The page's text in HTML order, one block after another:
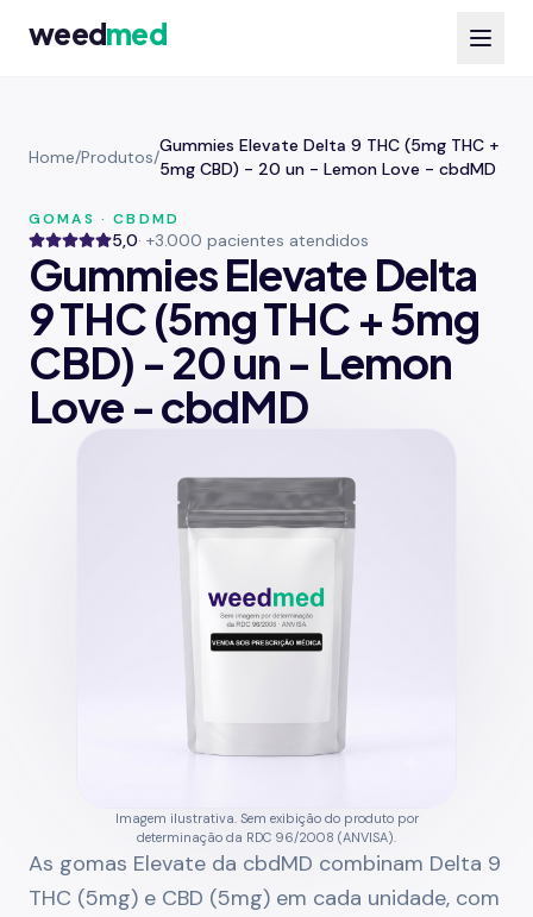
weedmed
Home/Produtos/
Gummies Elevate Delta 9 THC (5mg THC +
5mg CBD) - 20 un - Lemon Love - cbdMD
GOMAS · CBDMD
5,0· +3.000 pacientes atendidos
Gummies Elevate Delta
9 THC (5mg THC + 5mg
CBD) - 20 un - Lemon
Love - cbdMD
Imagem ilustrativa. Sem exibição do produto por
determinação da RDC 96/2008 (ANVISA).
As gomas Elevate da cbdMD combinam Delta 9
THC (5mg) e CBD (5mg) em cada unidade, com